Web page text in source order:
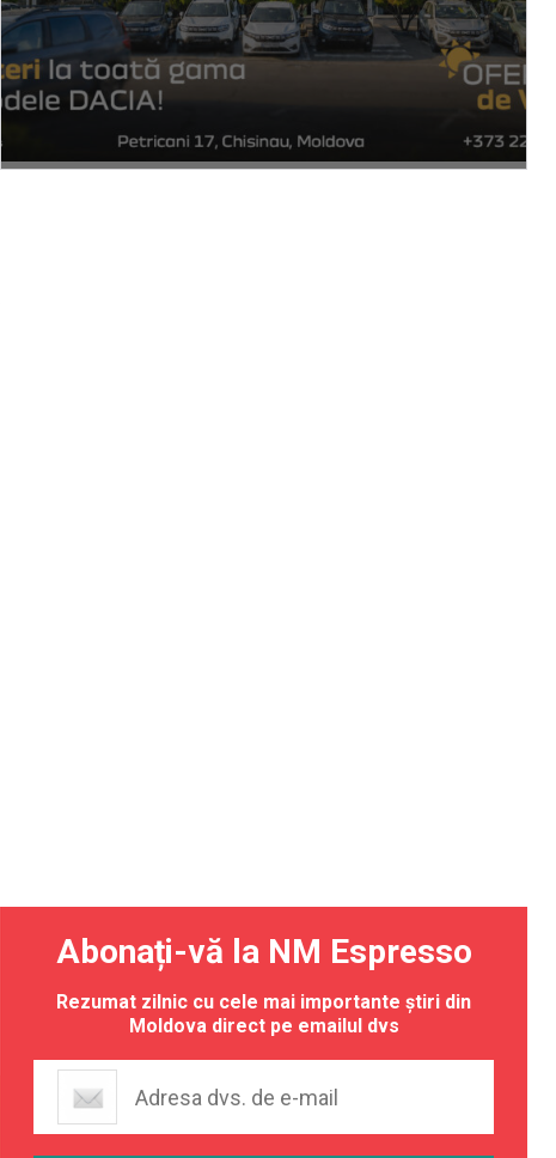
Abonați-vă la NM Espresso
Rezumat zilnic cu cele mai importante știri din
Moldova direct pe emailul dvs